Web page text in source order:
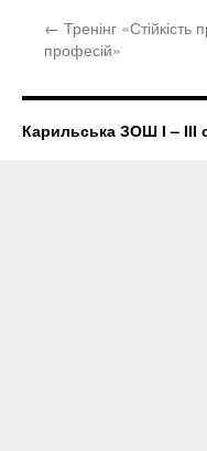
← Тренінг «Стійкість
професій»
Карильська ЗОШ І – ІІІ